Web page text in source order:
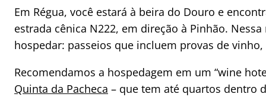
Em Régua, você estará à beira do Douro e
estrada cênica N222, em direção à Pinhão.
hospedar: passeios que incluem provas de
Recomendamos a hospedagem em um “wine
Quinta da Pacheca – que tem até quartos dentro